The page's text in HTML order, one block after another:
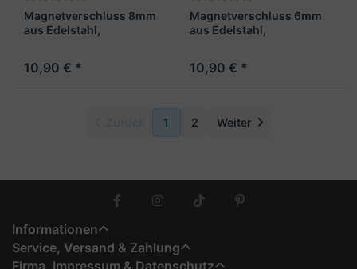
Magnetverschluss 8mm
aus Edelstahl,
10,90 € *
Magnetverschluss 6mm
aus Edelstahl,
10,90 € *
1 2 Weiter
Informationen
Service, Versand & Zahlung
Firma, Impressum & Datenschutz